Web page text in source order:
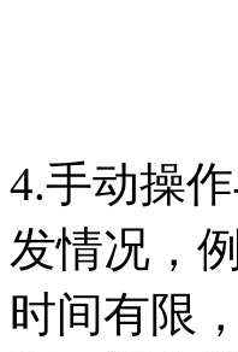
4.手动操
发情况，
时间有限